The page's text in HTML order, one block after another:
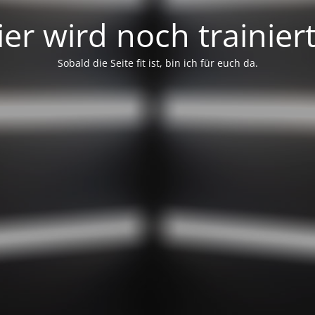
wird noch
Sobald die Seite fit ist, bin ich für euch da.